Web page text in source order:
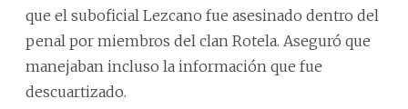
que el suboficial Lezcano fue asesinado dentro del
penal por miembros del clan Rotela. Aseguró que
manejaban incluso la información que fue
descuartizado.